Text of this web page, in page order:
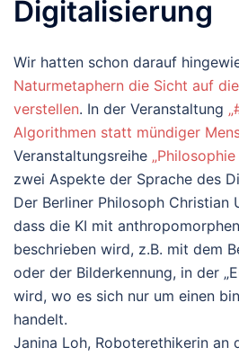
Digitalisierung
Wir hatten schon darauf
Naturmetaphern die Sicht auf
verstellen. In der Veranstaltung
Algorithmen statt mündiger
Veranstaltungsreihe
zwei Aspekte der Sprache des
Der Berliner Philosoph Christian
dass die KI mit
beschrieben wird, z.B. mit dem
oder der Bilderkennung, in der
wird, wo es sich nur um einen
handelt.
Janina Loh, Roboterethikerin an